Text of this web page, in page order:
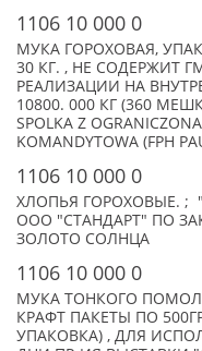
1106 10 000 0
МУКА ГОРОХОВАЯ,
30 КГ. , НЕ СОДЕРЖИТ
РЕАЛИЗАЦИИ НА
10800. 000 КГ (360
SPOLKA Z
KOMANDYTOWA (FPH
1106 10 000 0
ХЛОПЬЯ ГОРОХОВЫЕ. ;
ООО "СТАНДАРТ" ПО
ЗОЛОТО СОЛНЦА
1106 10 000 0
МУКА ТОНКОГО
КРАФТ ПАКЕТЫ ПО
УПАКОВКА) , ДЛЯ